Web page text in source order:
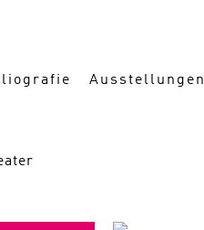
Ausstellungen